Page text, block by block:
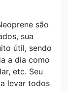
são
sua
útil, sendo
a dia como
etc. Seu
levar todos